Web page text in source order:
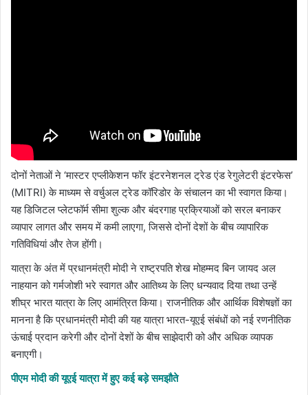
दोनों नेताओं ने ‘मास्टर एप्लीकेशन फॉर इंटरनेशनल ट्रेड एंड रेगुलेटरी इंटरफेस’
(MITRI) के माध्यम से वर्चुअल ट्रेड कॉरिडोर के संचालन का भी स्वागत किया।
यह डिजिटल प्लेटफॉर्म सीमा शुल्क और बंदरगाह प्रक्रियाओं को सरल बनाकर
व्यापार लागत और समय में कमी लाएगा, जिससे दोनों देशों के बीच व्यापारिक
गतिविधियां और तेज होंगी।
यात्रा के अंत में प्रधानमंत्री मोदी ने राष्ट्रपति शेख मोहम्मद बिन जायद अल
नाहयान को गर्मजोशी भरे स्वागत और आतिथ्य के लिए धन्यवाद दिया तथा उन्हें
शीघ्र भारत यात्रा के लिए आमंत्रित किया। राजनीतिक और आर्थिक विशेषज्ञों का
मानना है कि प्रधानमंत्री मोदी की यह यात्रा भारत-यूएई संबंधों को नई रणनीतिक
ऊंचाई प्रदान करेगी और दोनों देशों के बीच साझेदारी को और अधिक व्यापक
बनाएगी।
पीएम मोदी की यूएई यात्रा में हुए कई बड़े समझौते